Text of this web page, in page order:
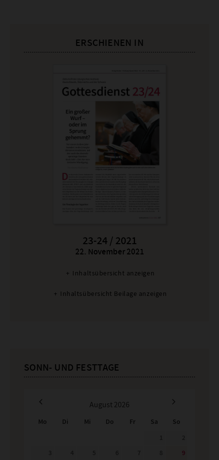
ERSCHIENEN IN
23-24 / 2021
:
22. November 2021
Inhaltsübersicht anzeigen
Inhaltsübersicht Beilage anzeigen
SONN- UND FESTTAGE
August 2026
Mo Di Mi Do Fr Sa
So
9